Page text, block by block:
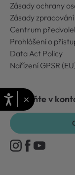
Zásady ochrany
Zásady
Centrum
Prohlášení o
Data Act Policy
Nařízení GPSR
Zůstaňte v
×